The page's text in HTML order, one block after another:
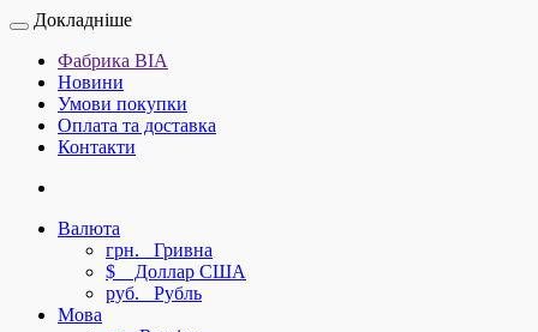
Докладніше
Фабрика ВІА
Новини
Умови покупки
Оплата та доставка
Контакти
Валюта
грн. Гривна
$
Доллар США
руб. Рубль
Мова